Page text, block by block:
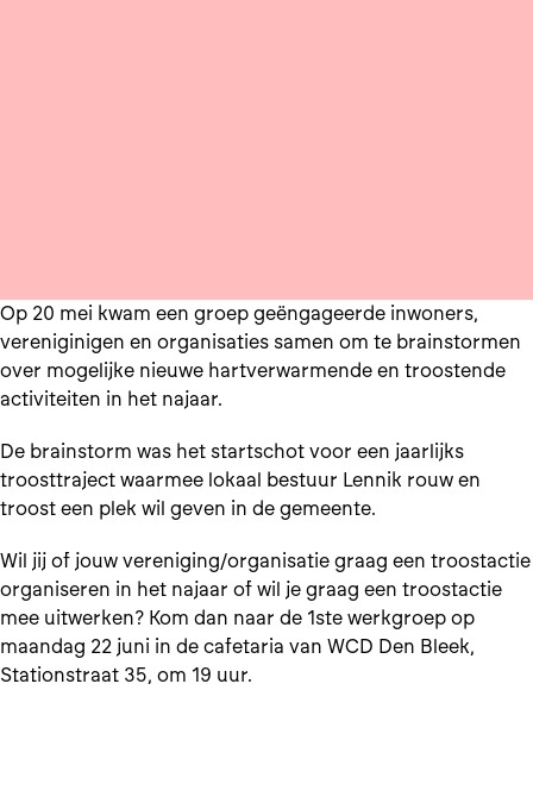
Op 20 mei kwam een groep geëngageerde inwoners,
vereniginigen en organisaties samen om te brainstormen
over mogelijke nieuwe hartverwarmende en troostende
activiteiten in het najaar.
De brainstorm was het startschot voor een jaarlijks
troosttraject waarmee lokaal bestuur Lennik rouw en
troost een plek wil geven in de gemeente.
Wil jij of jouw vereniging/organisatie graag een troostactie
organiseren in het najaar of wil je graag een troostactie
mee uitwerken? Kom dan naar de 1ste werkgroep op
maandag 22 juni in de cafetaria van WCD Den Bleek,
Stationstraat 35, om 19 uur.